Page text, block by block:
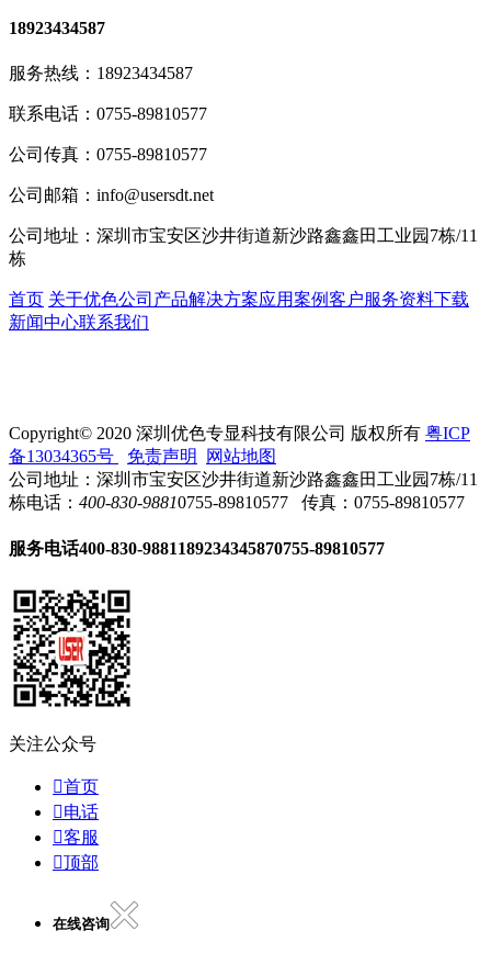
18923434587
服务热线： 18923434587
联系电话： 0755-89810577
公司传真： 0755-89810577
公司邮箱： info@usersdt.net
公司地址： 深圳市宝安区沙井街道新沙路鑫鑫田工业园7栋/11
栋
首页 关于优色公司产品解决方案应用案例客户服务资料下载
新闻中心联系我们
Copyright© 2020 深圳优色专显科技有限公司 版权所有 粤ICP
备13034365号
免责声明
网站地图
公司地址：深圳市宝安区沙井街道新沙路鑫鑫田工业园7栋/11
栋电话： 400-830-98810755-89810577 传真：0755-89810577
服务电话400-830-9881189234345870755-89810577
关注公众号
首页
电话
客服
顶部
在线咨询